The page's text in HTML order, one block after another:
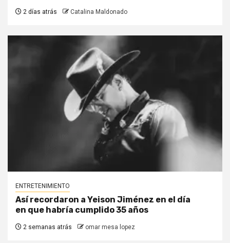
2 días atrás Catalina Maldonado
ENTRETENIMIENTO
Así recordaron a Yeison Jiménez en el día
en que habría cumplido 35 años
2 semanas atrás omar mesa lopez